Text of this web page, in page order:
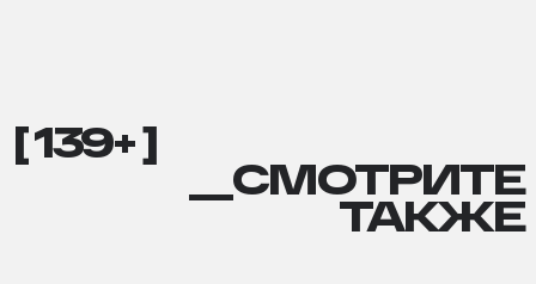
[ 139+ ]
__СМОТРИТЕ
ТАКЖЕ